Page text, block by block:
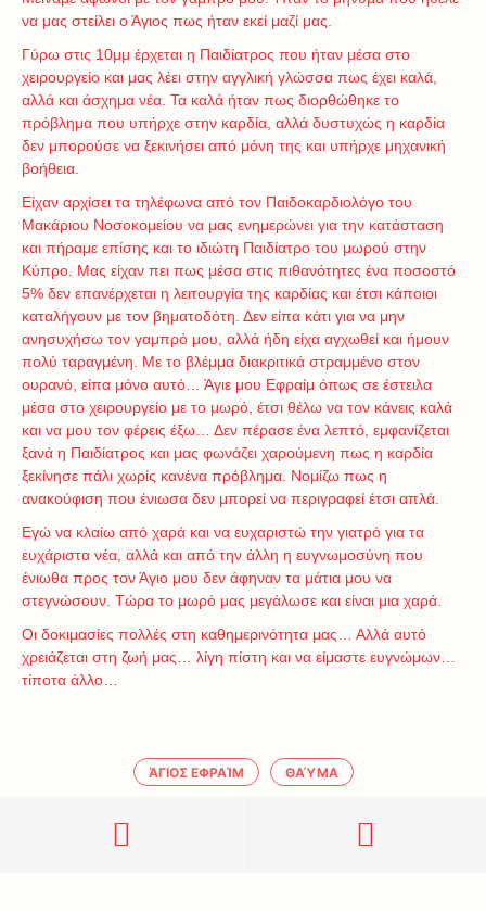
να μας στείλει ο Άγιος πως ήταν εκεί μαζί μας.
Γύρω στις 10μμ έρχεται η Παιδίατρος που ήταν μέσα στο
χειρουργείο και μας λέει στην αγγλική γλώσσα πως έχει καλά,
αλλά και άσχημα νέα. Τα καλά ήταν πως διορθώθηκε το
πρόβλημα που υπήρχε στην καρδία, αλλά δυστυχώς η καρδία
δεν μπορούσε να ξεκινήσει από μόνη της και υπήρχε μηχανική
βοήθεια.
Είχαν αρχίσει τα τηλέφωνα από τον Παιδοκαρδιολόγο του
Μακάριου Νοσοκομείου να μας ενημερώνει για την κατάσταση
και πήραμε επίσης και το ιδιώτη Παιδίατρο του μωρού στην
Κύπρο. Μας είχαν πει πως μέσα στις πιθανότητες ένα ποσοστό
5% δεν επανέρχεται η λειτουργία της καρδίας και έτσι κάποιοι
καταλήγουν με τον βηματοδότη. Δεν είπα κάτι για να μην
ανησυχήσω τον γαμπρό μου, αλλά ήδη είχα αγχωθεί και ήμουν
πολύ ταραγμένη. Με το βλέμμα διακριτικά στραμμένο στον
ουρανό, είπα μόνο αυτό… Άγιε μου Εφραίμ όπως σε έστειλα
μέσα στο χειρουργείο με το μωρό, έτσι θέλω να τον κάνεις καλά
και να μου τον φέρεις έξω… Δεν πέρασε ένα λεπτό, εμφανίζεται
ξανά η Παιδίατρος και μας φωνάζει χαρούμενη πως η καρδία
ξεκίνησε πάλι χωρίς κανένα πρόβλημα. Νομίζω πως η
ανακούφιση που ένιωσα δεν μπορεί να περιγραφεί έτσι απλά.
Εγώ να κλαίω από χαρά και να ευχαριστώ την γιατρό για τα
ευχάριστα νέα, αλλά και από την άλλη η ευγνωμοσύνη που
ένιωθα προς τον Άγιο μου δεν άφηναν τα μάτια μου να
στεγνώσουν. Τώρα το μωρό μας μεγάλωσε και είναι μια χαρά.
Οι δοκιμασίες πολλές στη καθημερινότητα μας… Αλλά αυτό
χρειάζεται στη ζωή μας… λίγη πίστη και να είμαστε ευγνώμων…
τίποτα άλλο…
ΆΓΙΟΣ ΕΦΡΑΊΜ ΘΑΎΜΑ